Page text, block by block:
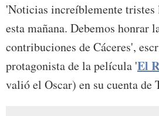
'Noticias increíblemente tristes
esta mañana. Debemos honrar
contribuciones de Cáceres',
protagonista de la película 'El
valió el Oscar) en su cuenta de